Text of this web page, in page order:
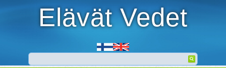
Elävät Vedet